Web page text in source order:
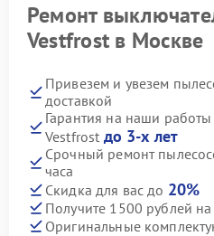
Ремонт
Vestfrost в Москве
Привезем и увезем
доставкой
Гарантия на наши
Vestfrost до 3-х лет
Срочный ремонт
часа
Скидка для вас до 20%
Получите 1500 рублей
Оригинальные